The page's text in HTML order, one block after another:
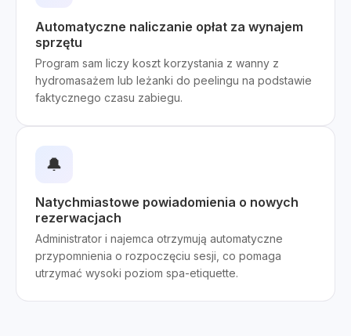
Automatyczne naliczanie opłat za wynajem
sprzętu
Program sam liczy koszt korzystania z wanny z
hydromasażem lub leżanki do peelingu na podstawie
faktycznego czasu zabiegu.
🔔
Natychmiastowe powiadomienia o nowych
rezerwacjach
Administrator i najemca otrzymują automatyczne
przypomnienia o rozpoczęciu sesji, co pomaga
utrzymać wysoki poziom spa-etiquette.